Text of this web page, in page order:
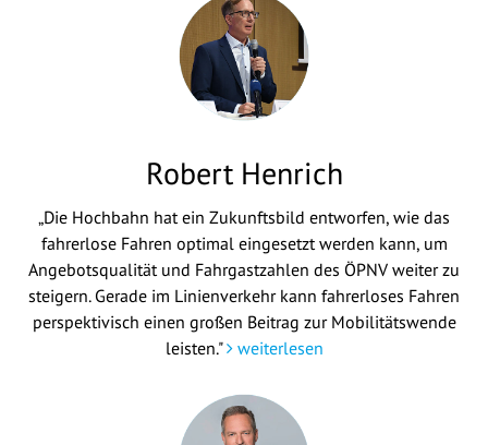
Robert Henrich
„Die Hochbahn hat ein Zukunftsbild entworfen, wie das
fahrerlose Fahren optimal eingesetzt werden kann, um
Angebotsqualität und Fahrgastzahlen des ÖPNV weiter zu
steigern. Gerade im Linienverkehr kann fahrerloses Fahren
perspektivisch einen großen Beitrag zur Mobilitätswende
leisten." weiterlesen